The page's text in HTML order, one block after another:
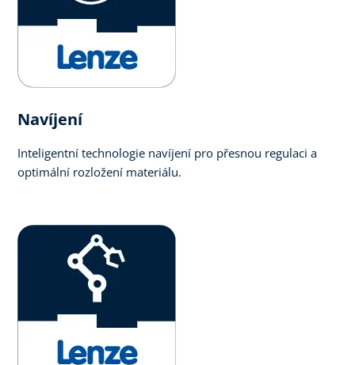
Navíjení
Inteligentní technologie navíjení pro přesnou regulaci a
optimální rozložení materiálu.